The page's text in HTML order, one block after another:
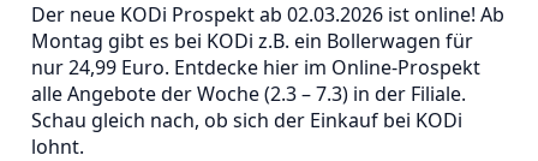
Der neue KODi Prospekt ab 02.03.2026 ist online! Ab
Montag gibt es bei KODi z.B. ein Bollerwagen für
nur 24,99 Euro. Entdecke hier im Online-Prospekt
alle Angebote der Woche (2.3 – 7.3) in der Filiale.
Schau gleich nach, ob sich der Einkauf bei KODi
lohnt.